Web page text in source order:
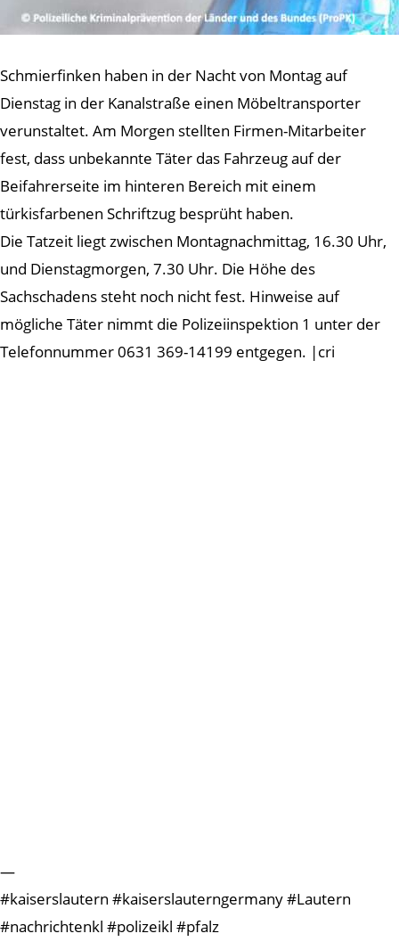
Schmierfinken haben in der Nacht von Montag auf
Dienstag in der Kanalstraße einen Möbeltransporter
verunstaltet. Am Morgen stellten Firmen-Mitarbeiter
fest, dass unbekannte Täter das Fahrzeug auf der
Beifahrerseite im hinteren Bereich mit einem
türkisfarbenen Schriftzug besprüht haben.
Die Tatzeit liegt zwischen Montagnachmittag, 16.30 Uhr,
und Dienstagmorgen, 7.30 Uhr. Die Höhe des
Sachschadens steht noch nicht fest. Hinweise auf
mögliche Täter nimmt die Polizeiinspektion 1 unter der
Telefonnummer 0631 369-14199 entgegen. |cri
—
#kaiserslautern #kaiserslauterngermany #Lautern
#nachrichtenkl #polizeikl #pfalz